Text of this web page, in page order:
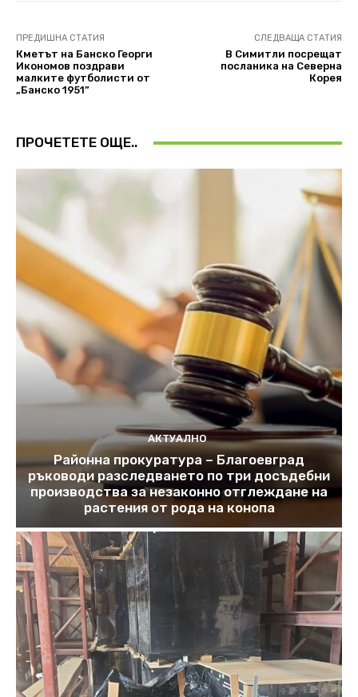
ПРЕДИШНА СТАТИЯ
Кметът на Банско Георги
Икономов поздрави
малките футболисти от
„Банско 1951”
СЛЕДВАЩА СТАТИЯ
В Симитли посрещат
посланика на Северна
Корея
ПРОЧЕТЕТЕ ОЩЕ..
АКТУАЛНО
Районна прокуратура – Благоевград
ръководи разследването по три досъдебни
производства за незаконно отглеждане на
растения от рода на конопа